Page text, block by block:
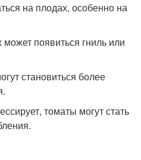
на плодах, особенно на
появиться гниль или
становиться более
томаты могут стать